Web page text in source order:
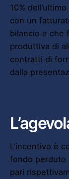
10%
con un
bilancio e che
produttiva di
contratti di
dalla
L’incentivo è
fondo perduto
pari